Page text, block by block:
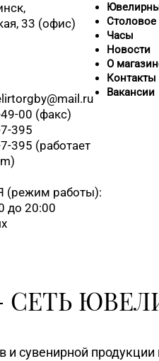
33 (офис)
00 (факс)
395
395 (работает
(режим работы):
до 20:00
Столовое
Часы
Новости
О
Контакты
Вакансии
СЕТЬ
сувенирной